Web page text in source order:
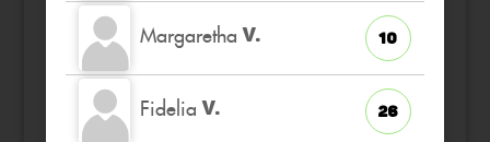
Margaretha V. 10
Fidelia V. 26